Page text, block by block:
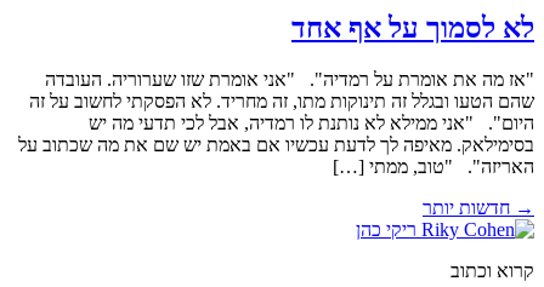
לא לסמוך על אף אחד
"אז מה את אומרת על רמדיה". "אני אומרת שזו שערוריה. העובדה
שהם הטעו ובגלל זה תינוקות מתו, זה מחריד. לא הפסקתי לחשוב על זה
היום". "אני ממילא לא נותנת לו רמדיה, אבל לכי תדעי מה יש
בסימילאק. מאיפה לך לדעת עכשיו אם באמת יש שם את מה שכתוב על
האריזה". "טוב, ממתי […]
→ חדשות יותר
קרוא וכתוב